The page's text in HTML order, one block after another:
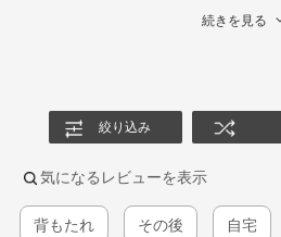
続きを見る
絞り込み
気になるレビューを表示
背もたれ その後 自宅